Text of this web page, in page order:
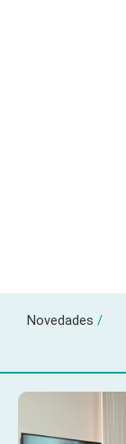
Novedades /